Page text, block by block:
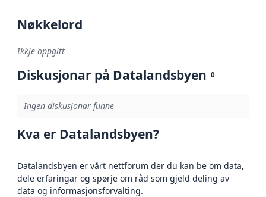
Nøkkelord
Ikkje oppgitt
Diskusjonar på Datalandsbyen 0
Ingen diskusjonar funne
Kva er Datalandsbyen?
Datalandsbyen er vårt nettforum der du kan be om data,
dele erfaringar og spørje om råd som gjeld deling av
data og informasjonsforvalting.